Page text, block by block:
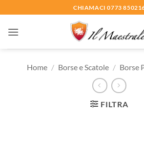
ai
contenuti
CHIAMACI 0773
Home / Borse e Scatole / Borse
FILTRA